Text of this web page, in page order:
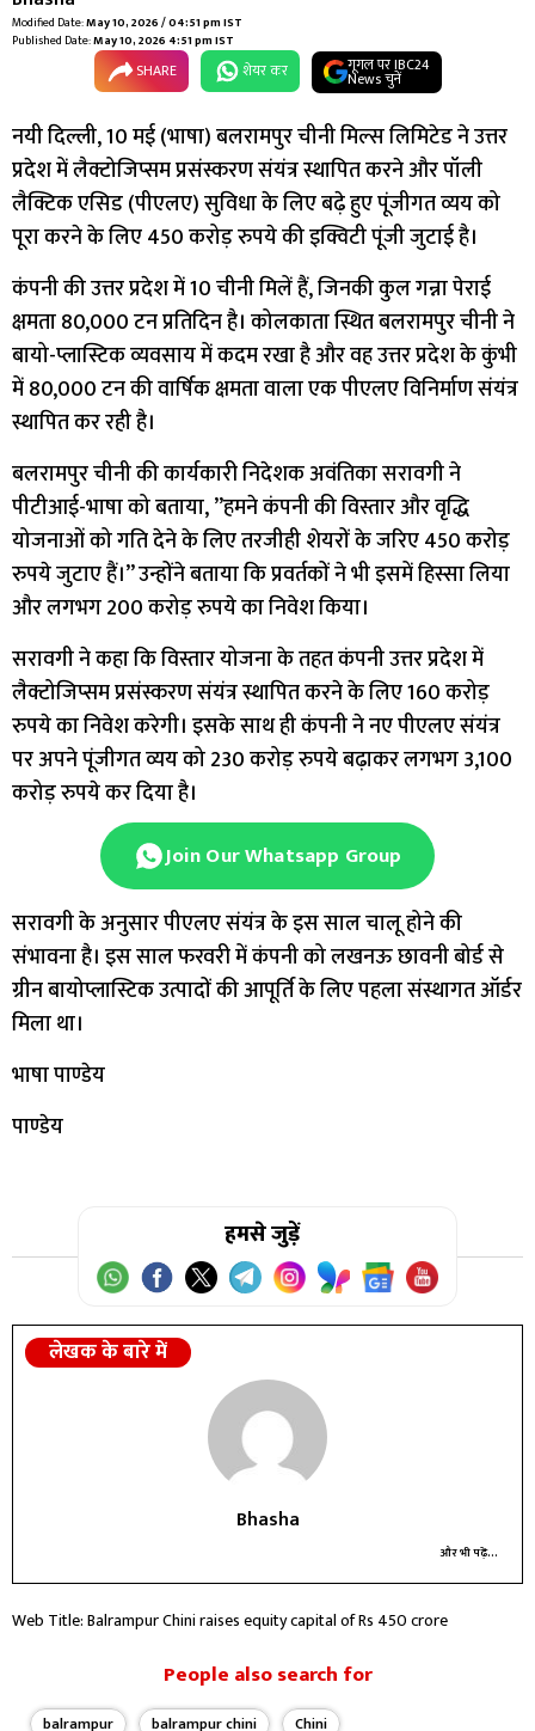
Modified Date:May 10, 2026 / 04:51 pm IST
Published Date:May 10, 2026 4:51 pm IST
SHARE शेयर कर गूगल पर IBC24
News चुनें
नयी दिल्ली, 10 मई (भाषा) बलरामपुर चीनी मिल्स लिमिटेड ने उत्तर
प्रदेश में लैक्टोजिप्सम प्रसंस्करण संयंत्र स्थापित करने और पॉली
लैक्टिक एसिड (पीएलए) सुविधा के लिए बढ़े हुए पूंजीगत व्यय को
पूरा करने के लिए 450 करोड़ रुपये की इक्विटी पूंजी जुटाई है।
कंपनी की उत्तर प्रदेश में 10 चीनी मिलें हैं, जिनकी कुल गन्ना पेराई
क्षमता 80,000 टन प्रतिदिन है। कोलकाता स्थित बलरामपुर चीनी ने
बायो-प्लास्टिक व्यवसाय में कदम रखा है और वह उत्तर प्रदेश के कुंभी
में 80,000 टन की वार्षिक क्षमता वाला एक पीएलए विनिर्माण संयंत्र
स्थापित कर रही है।
बलरामपुर चीनी की कार्यकारी निदेशक अवंतिका सरावगी ने
पीटीआई-भाषा को बताया, ”हमने कंपनी की विस्तार और वृद्धि
योजनाओं को गति देने के लिए तरजीही शेयरों के जरिए 450 करोड़
रुपये जुटाए हैं।” उन्होंने बताया कि प्रवर्तकों ने भी इसमें हिस्सा लिया
और लगभग 200 करोड़ रुपये का निवेश किया।
सरावगी ने कहा कि विस्तार योजना के तहत कंपनी उत्तर प्रदेश में
लैक्टोजिप्सम प्रसंस्करण संयंत्र स्थापित करने के लिए 160 करोड़
रुपये का निवेश करेगी। इसके साथ ही कंपनी ने नए पीएलए संयंत्र
पर अपने पूंजीगत व्यय को 230 करोड़ रुपये बढ़ाकर लगभग 3,100
करोड़ रुपये कर दिया है।
Join Our Whatsapp Group
सरावगी के अनुसार पीएलए संयंत्र के इस साल चालू होने की
संभावना है। इस साल फरवरी में कंपनी को लखनऊ छावनी बोर्ड से
ग्रीन बायोप्लास्टिक उत्पादों की आपूर्ति के लिए पहला संस्थागत ऑर्डर
मिला था।
भाषा पाण्डेय
पाण्डेय
हमसे जुड़ें
लेखक के बारे में
Bhasha
और भी पढ़ें...
Web Title: Balrampur Chini raises equity capital of Rs 450 crore
People also search for
balrampur balrampur chini Chini